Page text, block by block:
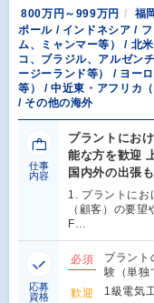
800万円～999万円
福
ポール / インドネシア /
ム、ミャンマー等） / 北
コ、ブラジル、アルゼン
ージーランド等） / ヨー
等） / 中近東・アフリカ
/ その他の海外
仕事
内容
プラントにお
能な方を歓迎
国内外の出張
1. プラントに
（顧客）の要
F…
応募
資格
必須
プラント
験（単独
歓迎
1級電気